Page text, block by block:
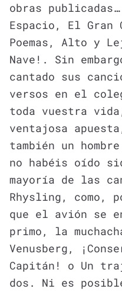
obras
Espacio, El Gran
Poemas, Alto y
Nave!. Sin
cantado sus
versos en el
toda vuestra
ventajosa
también un
no habéis oído
mayoría de las
Rhysling, como,
que el avión se
primo, la
Venusberg,
Capitán! o Un
dos. Ni es